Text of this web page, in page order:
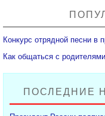
Конкурс отрядной песни в
Как общаться с
ПОСЛЕДНИЕ